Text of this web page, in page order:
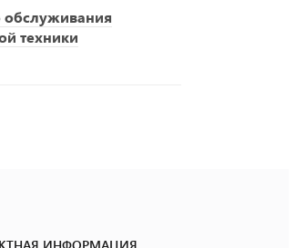
обслуживания
техники
ИНФОРМАЦИЯ